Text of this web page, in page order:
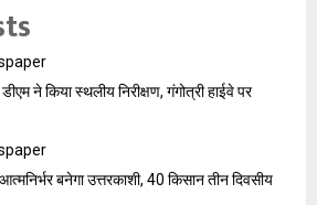
ने किया स्थलीय निरीक्षण, गंगोत्री हाईवे पर
बनेगा उत्तरकाशी, 40 किसान तीन दिवसीय